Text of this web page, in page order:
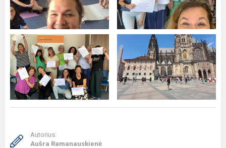
Autorius:
Aušra Ramanauskienė